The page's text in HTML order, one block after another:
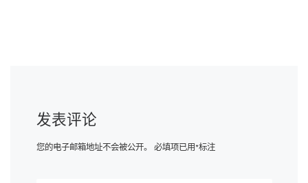
发表评论
您的电子邮箱地址不会被公开。 必填项已用*标注